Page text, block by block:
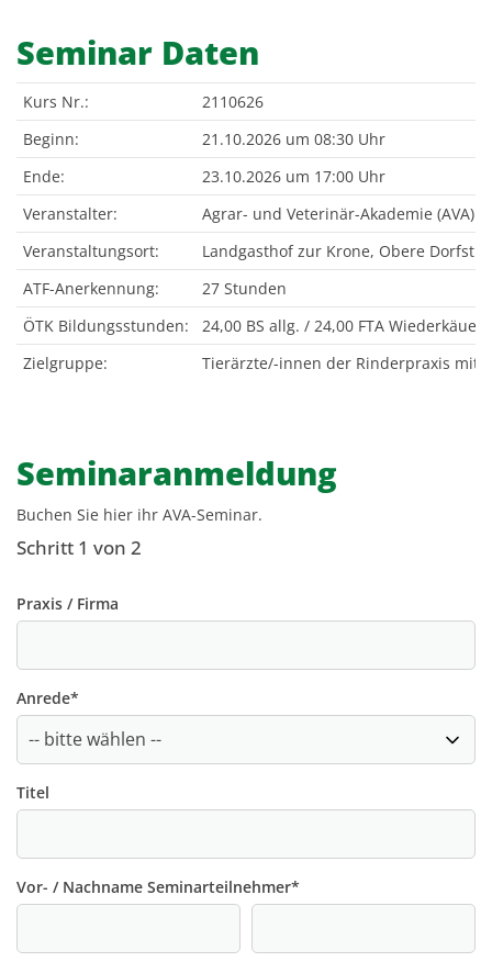
Seminar Daten
Kurs Nr.:
2110626
Beginn:
21.10.2026 um 08:30 Uhr
Ende:
23.10.2026 um 17:00 Uhr
Veranstalter:
Agrar- und Veterinär-Akademie (AVA)
Veranstaltungsort:
Landgasthof zur Krone, Obere Dorfstr.
ATF-Anerkennung:
27 Stunden
ÖTK Bildungsstunden:
24,00 BS allg. / 24,00 FTA Wiederkäuer
Zielgruppe:
Tierärzte/-innen der Rinderpraxis mit
Seminaranmeldung
Buchen Sie hier ihr AVA-Seminar.
Schritt 1 von 2
Praxis / Firma
Anrede*
Titel
Vor- / Nachname Seminarteilnehmer*